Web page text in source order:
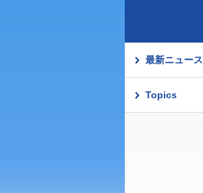
最新ニュース
Topics